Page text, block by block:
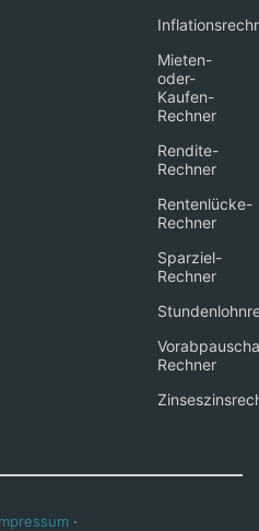
Mieten-
oder-
Kaufen-
Rechner
Rendite-
Rechner
Rentenlücke-
Rechner
Sparziel-
Rechner
Rechner
·